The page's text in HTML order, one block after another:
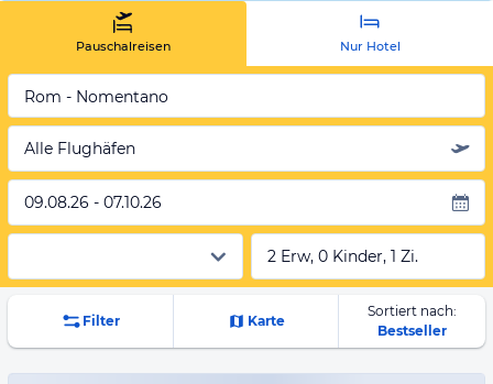
Pauschalreisen Nur Hotel
Rom - Nomentano
Alle Flughäfen
09.08.26 - 07.10.26
2 Erw, 0 Kinder, 1 Zi.
Filter Karte
Sortiert nach:
Bestseller